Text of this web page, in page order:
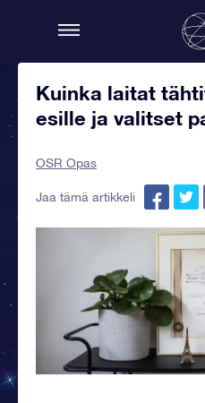
Kuinka laitat
esille ja valitset
OSR Opas
Jaa tämä artikkeli